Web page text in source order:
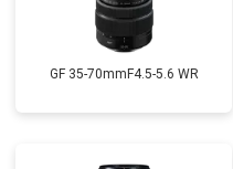
GF 35-70mmF4.5-5.6 WR